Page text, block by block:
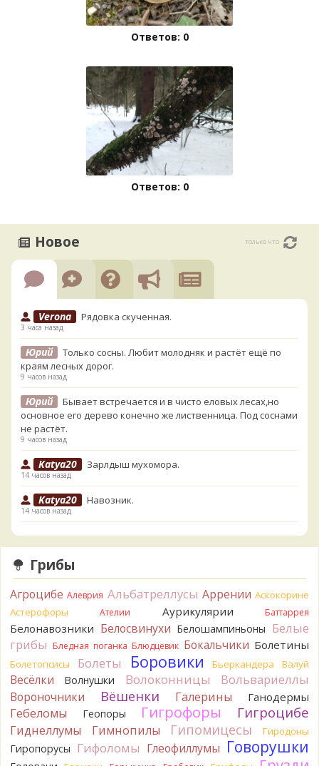
Ответов: 0
Ответов: 0
Новое только что
Verona Рядовка скученная.
3 часа назад
Юрий
Только сосны. Любит молодняк и растёт ещё по
краям лесных дорог.
9 часов назад
Юрий
Бывает встречается и в чисто еловых лесах,но
основное его дерево конечно же лиственница. Под соснами
не растёт.
9 часов назад
Katya20 Зарлдыш мухомора.
14 часов назад
Katya20 Навозник.
14 часов назад
Verona Скорее всего он.
1 день назад
Verona
1 день назад
Verona
Рядовка мыльная, судя по пластинкам.
Правильно сделали, что не взяли.
1 день назад
BorisM Подгруздок чёрный, или близкие виды
1 день назад
BorisM Сдаётся мне, на земле и в руке - разные грибы.
1 день назад
Кирилл
Вони не было, но вода и гриб при варке
начали желтеть. Выкинул. Большое спасибо.
Грибы
Агроцибе Алеврия Альбатреллусы Аррении Аскокорине
Астерофоры
Ателии Аурикулярии Баттаррея
Белонавозники Белосвинухи Белошампиньоны Белые
грибы Бледная поганка Блюдцевик Бокальчики Болетины
Болетопсисы Болеты Боровики Бьеркандера Валуй
Весёлки Волнушки Волоконницы Вольвариеллы
Вороночники Вёшенки Галерины Ганодермы
Гебеломы Геопоры Гигрофоры Гигроцибе
Гиднеллумы Гимнопилы Гипомицесы Гиродоны
Гиропорусы Гифоломы Глеофиллумы Говорушки